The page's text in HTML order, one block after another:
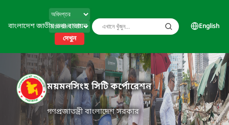
বাংলাদেশ জাতীয় তথ্য বাতায়ন
দেখুন
English
ময়মনসিংহ সিটি কর্পোরেশন
গণপ্রজাতন্ত্রী বাংলাদেশ সরকার